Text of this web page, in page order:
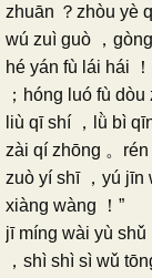
zhuān ？zhòu yè
wú zuì guò ，
hé yán fù lái hái
；hóng luó fù
liù qī shí ，lǜ bì
zài qí zhōng 。
zuò yí shī ，yú jīn
xiàng wàng ！”
jī míng wài yù
，shì shì sì wǔ